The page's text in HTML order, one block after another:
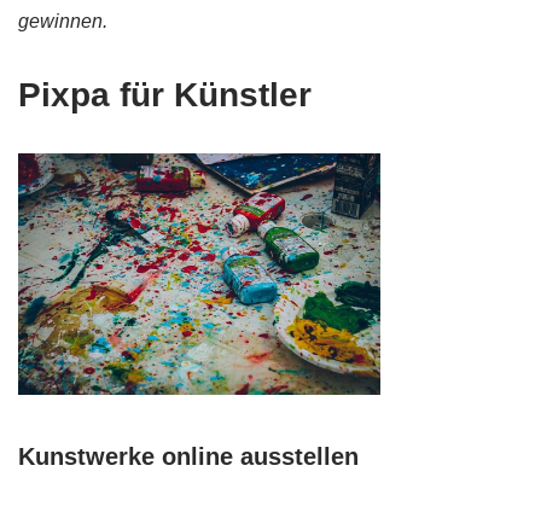
gewinnen.
Pixpa für Künstler
Kunstwerke online ausstellen